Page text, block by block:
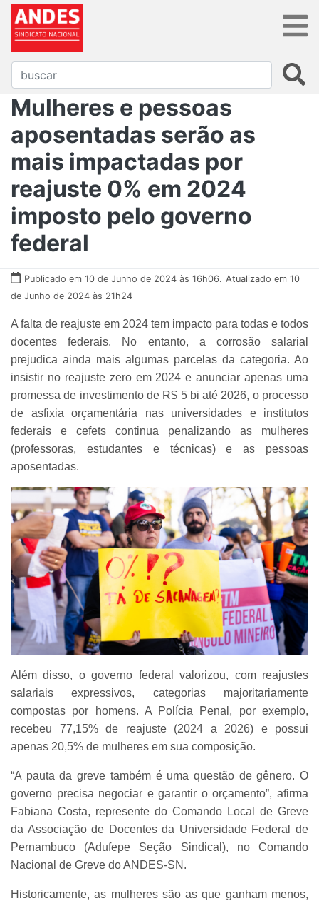
Mulheres e pessoas
aposentadas serão as
mais impactadas por
reajuste 0% em 2024
imposto pelo governo
federal
Publicado em 10 de Junho de 2024 às 16h06. Atualizado em 10
de Junho de 2024 às 21h24
A falta de reajuste em 2024 tem impacto para todas e todos
docentes federais. No entanto, a corrosão salarial
prejudica ainda mais algumas parcelas da categoria. Ao
insistir no reajuste zero em 2024 e anunciar apenas uma
promessa de investimento de R$ 5 bi até 2026, o processo
de asfixia orçamentária nas universidades e institutos
federais e cefets continua penalizando as mulheres
(professoras, estudantes e técnicas) e as pessoas
aposentadas.
Além disso, o governo federal valorizou, com reajustes
salariais expressivos, categorias majoritariamente
compostas por homens. A Polícia Penal, por exemplo,
recebeu 77,15% de reajuste (2024 a 2026) e possui
apenas 20,5% de mulheres em sua composição.
“A pauta da greve também é uma questão de gênero. O
governo precisa negociar e garantir o orçamento”, afirma
Fabiana Costa, represente do Comando Local de Greve
da Associação de Docentes da Universidade Federal de
Pernambuco (Adufepe Seção Sindical), no Comando
Nacional de Greve do ANDES-SN.
Historicamente, as mulheres são as que ganham menos,